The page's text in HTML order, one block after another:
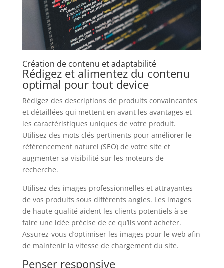
Création de contenu et adaptabilité
Rédigez et alimentez du contenu
optimal pour tout device
Rédigez des descriptions de produits convaincantes
et détaillées qui mettent en avant les avantages et
les caractéristiques uniques de votre produit.
Utilisez des mots clés pertinents pour améliorer le
référencement naturel (SEO) de votre site et
augmenter sa visibilité sur les moteurs de
recherche.
Utilisez des images professionnelles et attrayantes
de vos produits sous différents angles. Les images
de haute qualité aident les clients potentiels à se
faire une idée précise de ce qu’ils vont acheter.
Assurez-vous d’optimiser les images pour le web afin
de maintenir la vitesse de chargement du site.
Penser responsive